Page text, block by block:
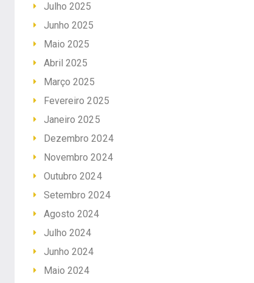
Julho 2025
Junho 2025
Maio 2025
Abril 2025
Março 2025
Fevereiro 2025
Janeiro 2025
Dezembro 2024
Novembro 2024
Outubro 2024
Setembro 2024
Agosto 2024
Julho 2024
Junho 2024
Maio 2024